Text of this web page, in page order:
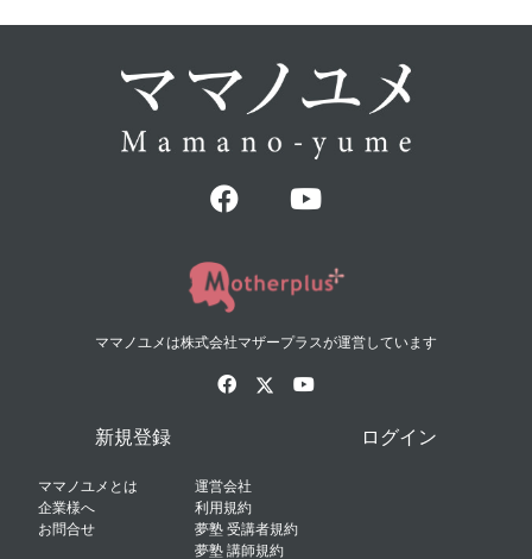
ママノユメは株式会社マザープラスが運営しています
新規登録 ログイン
ママノユメとは
企業様へ
お問合せ
運営会社
利用規約
夢塾 受講者規約
夢塾 講師規約